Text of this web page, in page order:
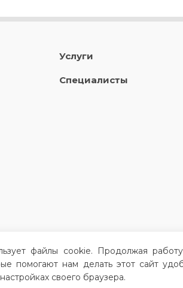
Услуги
Специалисты
файлы cookie. Продолжая
помогают нам делать этот сайт
своего браузера.